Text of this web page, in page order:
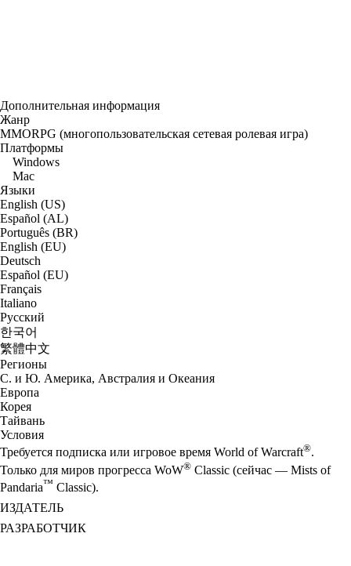
Дополнительная информация
Жанр
MMORPG (многопользовательская сетевая ролевая игра)
Платформы
Windows
Mac
Языки
English (US)
Español (AL)
Português (BR)
English (EU)
Deutsch
Español (EU)
Français
Italiano
Русский
한국어
繁體中文
Регионы
С. и Ю. Америка, Австралия и Океания
Европа
Корея
Тайвань
Условия
Требуется подписка или игровое время World of Warcraft®.
Только для миров прогресса WoW® Classic (сейчас — Mists of
Pandaria™ Classic).
ИЗДАТЕЛЬ
РАЗРАБОТЧИК